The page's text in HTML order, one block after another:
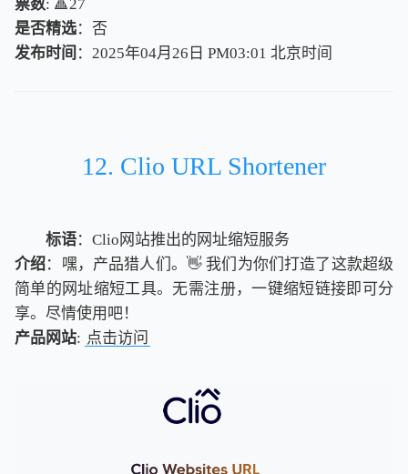
票数: 🔺27
是否精选：否
发布时间 ：2025年04月26日 PM03:01 北京时间
北京时间
12. Clio URL Shortener
标语：Clio网站推出的网址缩短服务
介绍：嘿，产品猎人们。👋 我们为你们打造了这款超级
简单的网址缩短工具。无需注册，一键缩短链接即可分
享。尽情使用吧！
产品网站: 点击访问